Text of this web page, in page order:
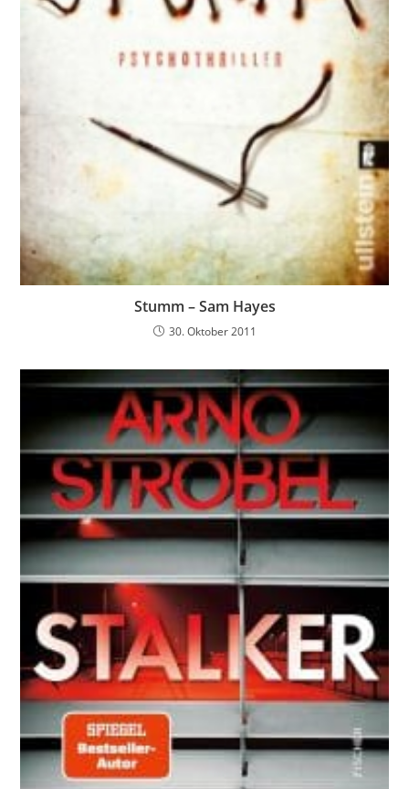
Stumm – Sam Hayes
30. Oktober 2011